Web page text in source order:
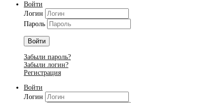
Войти
Логин
Пароль
Войти
Забыли пароль?
Забыли логин?
Регистрация
Войти
Логин